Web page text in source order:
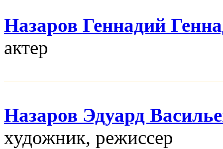
Назаров Геннадий
актер
Назаров Эдуард
художник, режисcер